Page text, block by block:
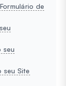
de
seu
seu Site